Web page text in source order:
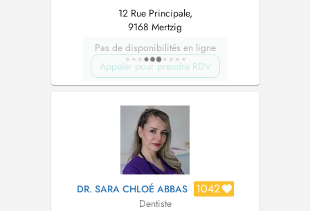
12 Rue Principale,
9168 Mertzig
Pas de disponibilités en ligne
Appeler pour prendre RDV
DR. SARA CHLOÉ ABBAS 1042
Dentiste